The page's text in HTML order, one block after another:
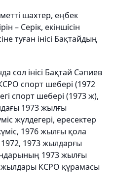
шахтер, еңбек
– Серік, екіншісін
туған інісі Бақтайдың
сол інісі Бақтай Сәпиев
спорт шебері (1972
спорт шебері (1973 ж),
1973 жылғы
жүлдегері, ересектер
1976 жылғы қола
1973 жылдарғы
1973 жылғы
КСРО құрамасы